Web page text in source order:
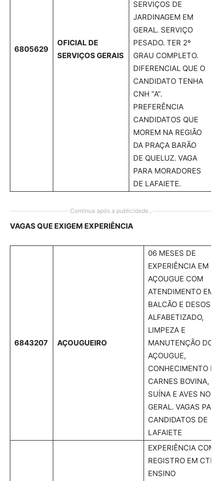
6805629
OFICIAL DE
SERVIÇOS GERAIS
SERVIÇOS DE
JARDINAGEM EM
GERAL. SERVIÇO
PESADO. TER 2º
GRAU COMPLETO.
DIFERENCIAL QUE O
CANDIDATO TENHA
CNH “A”.
PREFERÊNCIA
CANDIDATOS QUE
MOREM NA REGIÃO
DA PRAÇA BARÃO
DE QUELUZ. VAGA
PARA MORADORES
DE LAFAIETE.
Continua após a publicidade..
VAGAS QUE EXIGEM EXPERIÊNCIA
6843207 AÇOUGUEIRO
06 MESES DE
EXPERIÊNCIA EM
AÇOUGUE COM
ATENDIMENTO EM
BALCÃO E
ALFABETIZADO,
LIMPEZA E
MANUTENÇÃO DO
AÇOUGUE,
CONHECIMENTO EM
CARNES BOVINA,
SUÍNA E AVES NO
GERAL. VAGAS PARA
CANDIDATOS DE
LAFAIETE
EXPERIÊNCIA COM
REGISTRO EM
ENSINO